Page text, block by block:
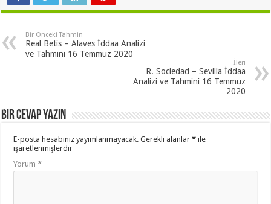
Bir Önceki Tahmin
Real Betis – Alaves İddaa Analizi
ve Tahmini 16 Temmuz 2020
İleri
R. Sociedad – Sevilla İddaa
Analizi ve Tahmini 16 Temmuz
2020
Bir cevap yazın
E-posta hesabınız yayımlanmayacak. Gerekli alanlar* ile
işaretlenmişlerdir
Yorum*